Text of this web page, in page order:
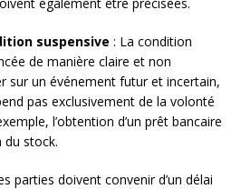
suspensive : La condition
de manière claire et non
sur un événement futur et incertain,
pas exclusivement de la volonté
l’obtention d’un prêt bancaire
du stock.
parties doivent convenir d’un délai